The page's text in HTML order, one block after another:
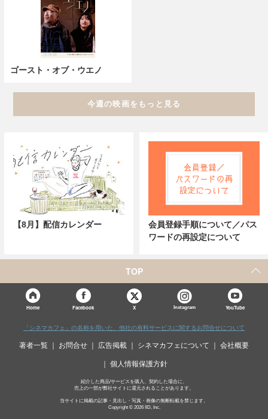
ゴースト・オブ・ウエノ
今週の映画をもっと見る
【8月】配信カレンダー
会員登録手順について／パス
ワードの再設定について
TOP
Home Facebook X Instagram YouTube
「シネマカフェ」の名称を用いた、他社の有料サービスに関するお問合せについて
著者一覧 お問合せ 広告掲載 シネマカフェについて 会社概要
個人情報保護方針
紹介した商品/サービスを購入、契約した場合に、
売上の一部が弊社サイトに還元されることがあります。
当サイトに掲載の記事・見出し・写真・画像の無断転載を禁じます。
Copyright © 2026 IID, Inc.